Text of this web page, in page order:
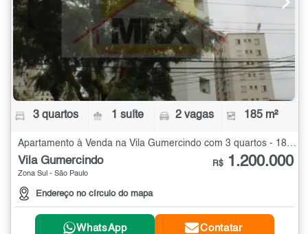
3 quartos 1 suíte 2 vagas 185 m²
Apartamento à Venda na Vila Gumercindo com 3 quartos - 185 m²
Vila Gumercindo
Zona Sul - São Paulo
Endereço no círculo do mapa
R$ 1.200.000
WhatsApp Contatar